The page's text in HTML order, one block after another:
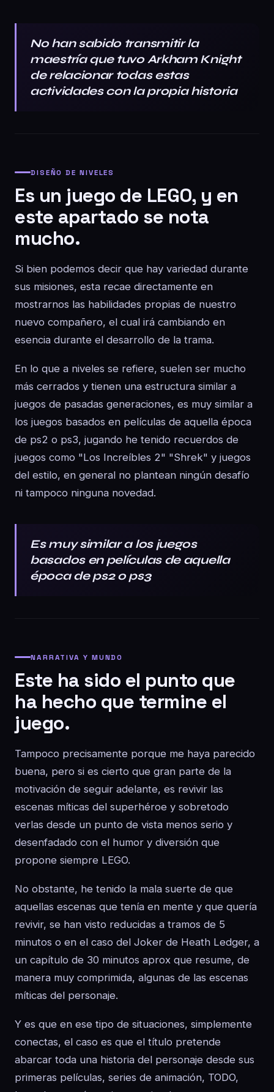
No han sabido transmitir la
maestría que tuvo Arkham Knight
de relacionar todas estas
actividades con la propia historia
DISEÑO DE NIVELES
Es un juego de LEGO, y en
este apartado se nota
mucho.
Si bien podemos decir que hay variedad durante
sus misiones, esta recae directamente en
mostrarnos las habilidades propias de nuestro
nuevo compañero, el cual irá cambiando en
esencia durante el desarrollo de la trama.
En lo que a niveles se refiere, suelen ser mucho
más cerrados y tienen una estructura similar a
juegos de pasadas generaciones, es muy similar a
los juegos basados en películas de aquella época
de ps2 o ps3, jugando he tenido recuerdos de
juegos como "Los Increíbles 2" "Shrek" y juegos
del estilo, en general no plantean ningún desafío
ni tampoco ninguna novedad.
Es muy similar a los juegos
basados en películas de aquella
época de ps2 o ps3
NARRATIVA Y MUNDO
Este ha sido el punto que
ha hecho que termine el
juego.
Tampoco precisamente porque me haya parecido
buena, pero si es cierto que gran parte de la
motivación de seguir adelante, es revivir las
escenas míticas del superhéroe y sobretodo
verlas desde un punto de vista menos serio y
desenfadado con el humor y diversión que
propone siempre LEGO.
No obstante, he tenido la mala suerte de que
aquellas escenas que tenía en mente y que quería
revivir, se han visto reducidas a tramos de 5
minutos o en el caso del Joker de Heath Ledger, a
un capítulo de 30 minutos aprox que resume, de
manera muy comprimida, algunas de las escenas
míticas del personaje.
Y es que en ese tipo de situaciones, simplemente
conectas, el caso es que el título pretende
abarcar toda una historia del personaje desde sus
primeras películas, series de animación, TODO,